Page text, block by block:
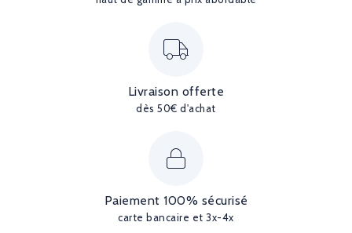
Livraison offerte
dès 50€ d'achat
Paiement 100% sécurisé
carte bancaire et 3x-4x